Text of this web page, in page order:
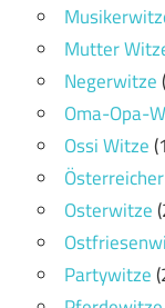
Mutter
Negerwitze
Oma-Opa-
Ossi Witze
Osterwitze
Partywitze